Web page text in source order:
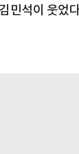
민석이 웃었